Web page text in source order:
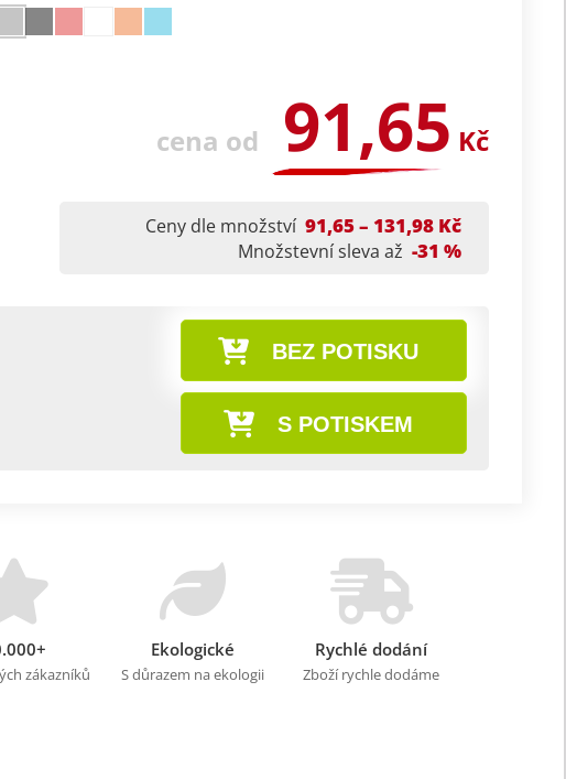
cena od 91,65 Kč
Ceny dle množství 91,65 – 131,98 Kč
Množstevní sleva až -31 %
BEZ POTISKU
S POTISKEM
zákazníků
Ekologické
S důrazem na ekologii
Rychlé dodání
Zboží rychle dodáme